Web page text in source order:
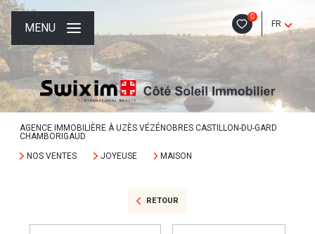
0
FR
MENU
AGENCE IMMOBILIÈRE À UZÈS VÉZÉNOBRES CASTILLON-DU-GARD
CHAMBORIGAUD
NOS VENTES
JOYEUSE MAISON
RETOUR